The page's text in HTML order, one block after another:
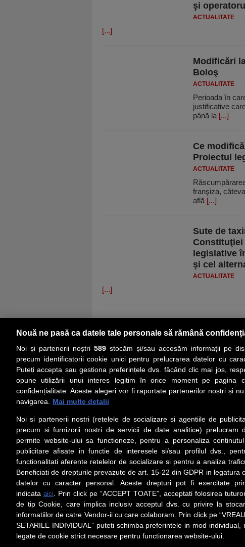
şi
ACTUALITATE
[...]
Modificări
Boloş
ACTUALITATE
Perioada în
justificative
până la [...]
Ce
Proiectul
ACTUALITATE
franşiza,
află [...]
Sute de
Constituţiei
legislative
şi cel
ACTUALITATE
[...]
PRIMA PAGINĂ COVER
Social
Urmareste-ne pe Facebook
iarul Financiar
Despre Noi
Contact
Contact
Contact
Abonamente
Redactorii BM
Setări cookies
Preluarea fără cost a materialelor de presă (text, foto si/sau video),
ul/hyperlink-ul nu sunt luate în considerare în
Nouă ne pasă ca datele tale personale să rămână
Noi și partenerii noștri 589stocăm și/sau accesăm informații pe
precum identificatorii cookie unici pentru prelucrarea datelor cu
Puteți accepta sau gestiona preferințele dvs. făcând clic mai jos,
opune utilizării unui interes legitim în orice moment pe pagina
confidențialitate. Aceste alegeri vor fi raportate partenerilor noștri și
navigarea.
Mai multe detalii
Noi si partenerii nostri (retelele de socializare si agentiile de
precum si furnizorii nostri de servicii de date analitice) prelucram
permite website-ului sa functioneze, pentru a personaliza
publicitare afisate in functie de interesele si/sau profilul dvs.,
functionalitati aferente retelelor de socializare si pentru a analiza
Beneficiati de drepturile prevazute de art. 15-22 din GDPR in legatura
datelor cu caracter personal. Aceste drepturi pot fi exercitate
indicata aici. Prin click pe “ACCEPT TOATE”, acceptati folosirea
de tip Cookie, care implica inclusiv acceptul dvs. cu privire la
informatiilor de catre Vendor-ii cu care colaboram. Prin click pe
SETARILE INDIVIDUAL” puteti schimba preferintele in mod individual,
legate de cookie strict necesare pentru functionarea website-ului.